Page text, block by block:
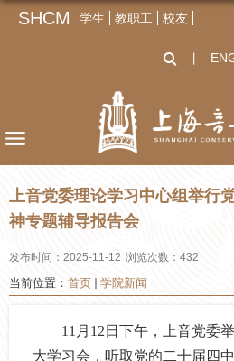
SHCM 学生 教职工 校友
上音党委理论学习中心组举行
神专题辅导报告会
发布时间：2025-11-12 浏览次数： 432
当前位置： 首页 学院新闻
11 月12日下午，上音党委
大学习会，听取党的二十届四